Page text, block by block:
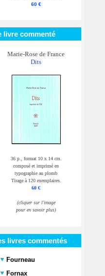
60 €
livre commenté
Marie-Rose de France
Dits
36 p., format 10 x 14 cm.
composé et imprimé en
typographie au plomb
Tirage à 120 exemplaires.
60 €
(cliquer sur l'image
pour en savoir plus)
livres commentés
Fourneau
Fornax